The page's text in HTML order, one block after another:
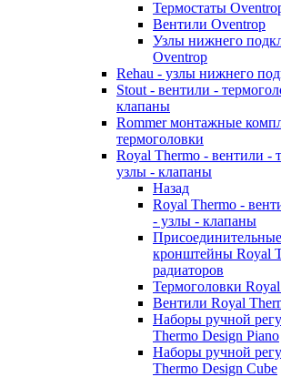
Термостаты
Вентили Oventrop
Узлы нижнего
Oventrop
Rehau - узлы нижнего
Stout - вентили -
клапаны
Rommer монтажные
термоголовки
Royal Thermo - вентили -
узлы - клапаны
Назад
Royal Thermo -
- узлы - клапаны
кронштейны Royal
радиаторов
Термоголовки
Вентили Royal
Наборы ручной
Thermo Design Piano
Наборы ручной
Thermo Design Cube